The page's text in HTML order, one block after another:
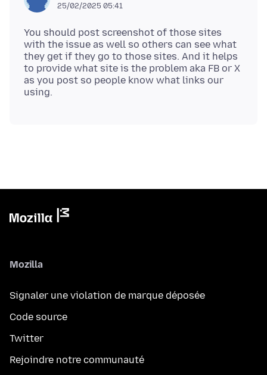
25/02/2025 05:41
You should post screenshot of those sites
with the issue as well so others can see what
they get if they go to those sites. And it helps
to provide what site is the problem aka FB or X
as you post so people know what links our
Mozilla
Signaler une violation de marque déposée
Code source
Twitter
Rejoindre notre communauté